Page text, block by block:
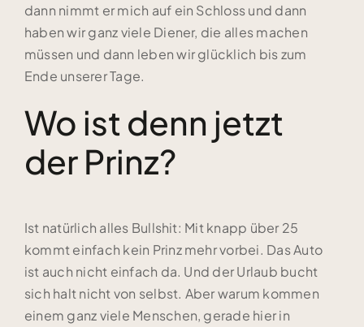
dann nimmt er mich auf ein Schloss und dann
haben wir ganz viele Diener, die alles machen
müssen und dann leben wir glücklich bis zum
Ende unserer Tage.
Wo ist denn jetzt
der Prinz?
Ist natürlich alles Bullshit: Mit knapp über 25
kommt einfach kein Prinz mehr vorbei. Das Auto
ist auch nicht einfach da. Und der Urlaub bucht
sich halt nicht von selbst. Aber warum kommen
einem ganz viele Menschen, gerade hier in